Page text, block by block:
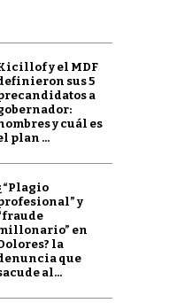
y el MDF
sus 5
a
y cuál es
plan ...
y
en
la
que
al...